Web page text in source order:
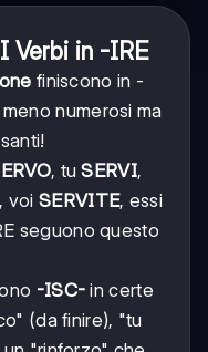
Verbi in -IRE
finiscono in -
numerosi ma
, tuSERVI,
, voiSERVITE, essi
seguono questo
-ISC- in certe
(da finire), "tu